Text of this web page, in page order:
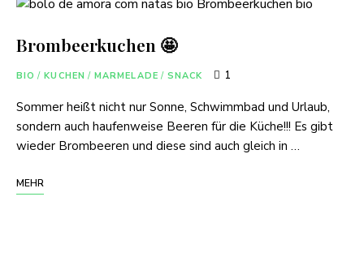
Brombeerkuchen 🤩
BIO / KUCHEN / MARMELADE / SNACK 1
Sommer heißt nicht nur Sonne, Schwimmbad und Urlaub,
sondern auch haufenweise Beeren für die Küche!!! Es gibt
wieder Brombeeren und diese sind auch gleich in …
MEHR